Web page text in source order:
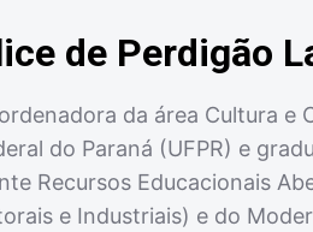
de Perdigão
da área Cultura e
do Paraná (UFPR) e
Recursos Educacionais
e Industriais) e do